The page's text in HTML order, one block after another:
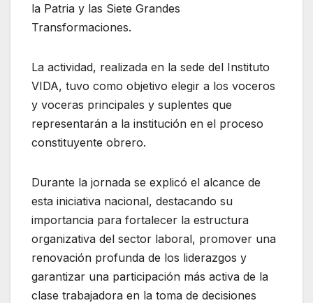
la Patria y las Siete Grandes
Transformaciones.
La actividad, realizada en la sede del Instituto
VIDA, tuvo como objetivo elegir a los voceros
y voceras principales y suplentes que
representarán a la institución en el proceso
constituyente obrero.
Durante la jornada se explicó el alcance de
esta iniciativa nacional, destacando su
importancia para fortalecer la estructura
organizativa del sector laboral, promover una
renovación profunda de los liderazgos y
garantizar una participación más activa de la
clase trabajadora en la toma de decisiones